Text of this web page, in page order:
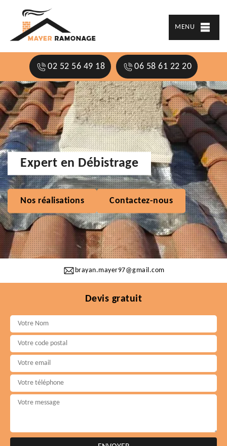
MENU
02 52 56 49 18 06 58 61 22 20
brayan.mayer97@gmail.com
Expert en Débistrage
Nos réalisations Contactez-nous
Devis gratuit